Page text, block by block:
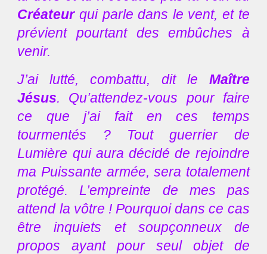
Créateurqui parle dans le vent, et te
prévient pourtant des embûches à
venir.
J’ai lutté, combattu, dit le Maître
Jésus. Qu’attendez-vous pour faire
ce que j’ai fait en ces temps
tourmentés ? Tout guerrier de
Lumière qui aura décidé de rejoindre
ma Puissante armée, sera totalement
protégé. L’empreinte de mes pas
attend la vôtre ! Pourquoi dans ce cas
être inquiets et soupçonneux de
propos ayant pour seul objet de